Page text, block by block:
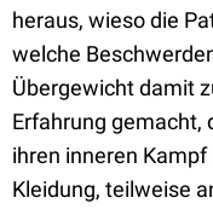
heraus, wieso die
welche
Übergewicht damit
Erfahrung gemacht,
ihren inneren
Kleidung, teilweise